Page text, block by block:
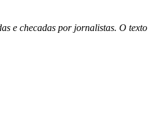
e checadas por jornalistas. O texto